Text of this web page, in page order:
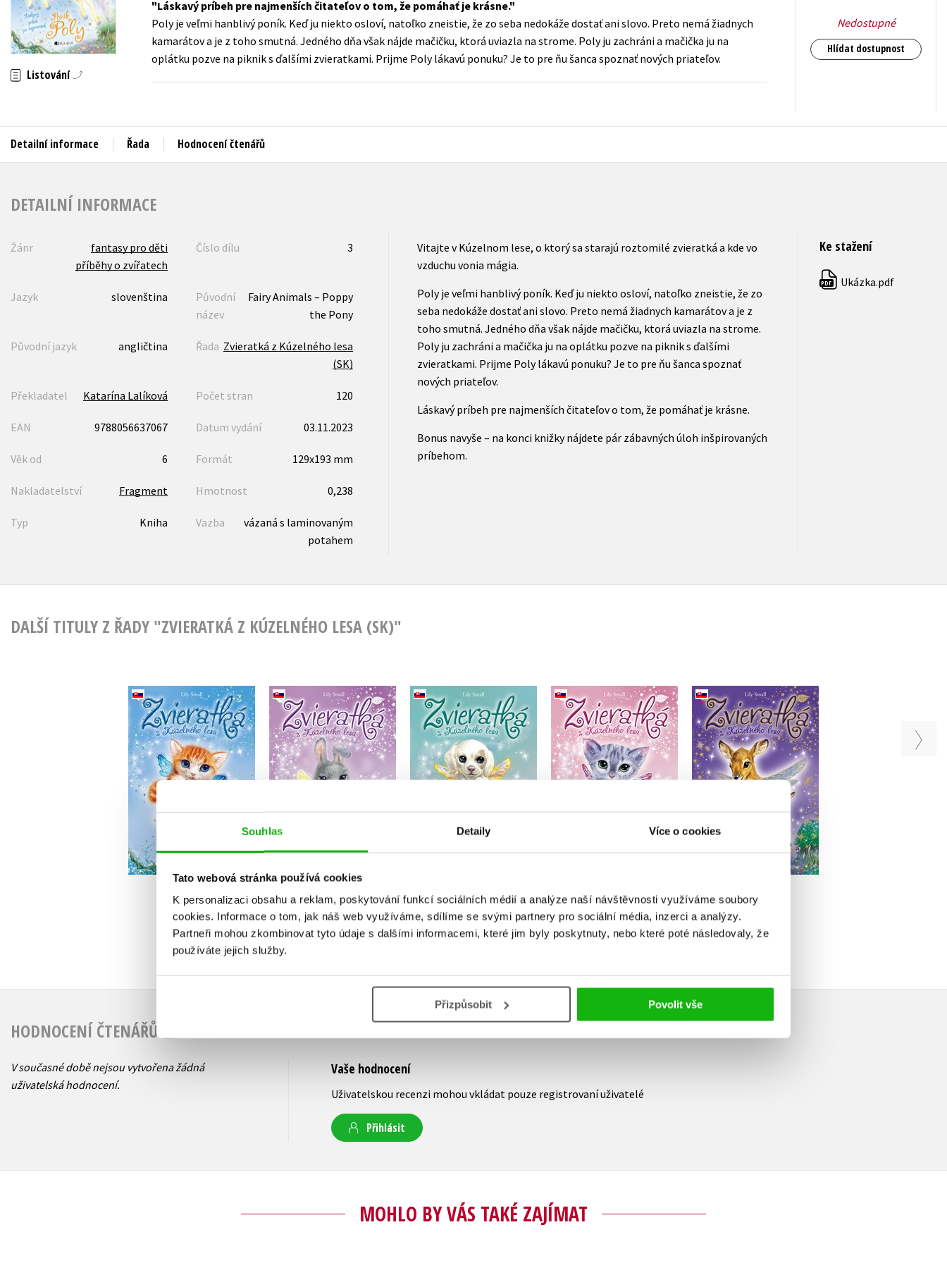
Souhlas Detaily Více o cookies
Tato webová stránka používá cookies
K personalizaci obsahu a reklam, poskytování funkcí sociálních médií a analýze naší návštěvnosti využíváme soubory
cookies. Informace o tom, jak náš web využíváme, sdílíme se svými partnery pro sociální média, inzerci a analýzy.
Partneři mohou zkombinovat tyto údaje s dalšími informacemi, které jim byly poskytnuty, nebo které poté následovaly, že
používáte jejich služby.
Přizpůsobit Povolit vše
Auto - moto
Beletrie pro děti
Jazyky
Kalendáře
Populárně - naučná pro dospělé
Populárně - naučné pro děti
Předškoláci
Příroda a zahrada
Young adult (SK)
Zahraniční literatura
Listování
Láskavý príbeh pre najmenších čitateľov o tom, že pomáhať je krásne.
Poly je veľmi hanblivý poník. Keď ju niekto osloví, natoľko zneistie, že zo seba nedokáže dostať ani slovo. Preto nemá žiadnych
kamarátov a je z toho smutná. Jedného dňa však nájde mačičku, ktorá uviazla na strome. Poly ju zachráni a mačička ju na
oplátku pozve na piknik s ďalšími zvieratkami. Prijme Poly lákavú ponuku? Je to pre ňu šanca spoznať nových priateľov.
Nedostupné
Hlídat dostupnost
Detailní informace Řada Hodnocení čtenářů
DETAILNÍ INFORMACE
Žánr
fantasy pro děti
příběhy o zvířatech
Číslo dílu 3
Jazyk slovenština
Původní
název
Fairy Animals – Poppy
the Pony
Původní jazyk angličtina Řada Zvieratká z Kúzelného lesa
(SK)
Překladatel Katarína Lalíková Počet stran 120
EAN 9788056637067 Datum vydání 03.11.2023
Věk od 6 Formát 129x193 mm
Nakladatelství Fragment Hmotnost 0,238
Typ Kniha Vazba
vázaná s laminovaným
potahem
Vitajte v Kúzelnom lese, o ktorý sa starajú roztomilé zvieratká a kde vo
vzduchu vonia mágia.
Poly je veľmi hanblivý poník. Keď ju niekto osloví, natoľko zneistie, že zo
seba nedokáže dostať ani slovo. Preto nemá žiadnych kamarátov a je z
toho smutná. Jedného dňa však nájde mačičku, ktorá uviazla na strome.
Poly ju zachráni a mačička ju na oplátku pozve na piknik s ďalšími
zvieratkami. Prijme Poly lákavú ponuku? Je to pre ňu šanca spoznať
nových priateľov.
Láskavý príbeh pre najmenších čitateľov o tom, že pomáhať je krásne.
Bonus navyše – na konci knižky nájdete pár zábavných úloh inšpirovaných
príbehom.
Ke stažení
PDF Ukázka.pdf
DALŠÍ TITULY Z ŘADY "ZVIERATKÁ Z KÚZELNÉHO LESA (SK)"
Zvieratká z Kúzelného
lesa - Mačička Tinka
(slovensky)
Lily Small
Zvieratká z Kúzelného
lesa – Králiček Belka
(slovensky)
Lily Small
Zvieratká z Kúzelného
lesa – Psík Bobi
(slovensky)
Lily Small
Do košíku
Zvieratká z Kúzelného
lesa – Mačička Kiki
(slovensky)
Lily Small
Zvieratká z Kúzelného
lesa – Srnka Sára
(slovensky)
Lily Small
209 Kč
(slovensky)
Lily Small
HODNOCENÍ ČTENÁŘŮ
V současné době nejsou vytvořena žádná
uživatelská hodnocení.
Vaše hodnocení
Uživatelskou recenzi mohou vkládat pouze registrovaní uživatelé
Přihlásit
MOHLO BY VÁS TAKÉ ZAJÍMAT